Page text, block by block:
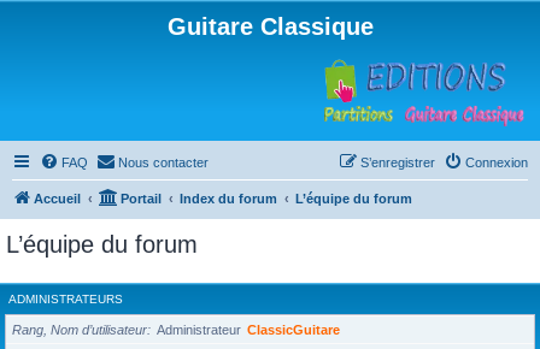
Guitare Classique
FAQ Nous contacter Connexion
S’enregistrer
Accueil Portail Index du forum L’équipe du forum
L’équipe du forum
ADMINISTRATEURS
Rang, Nom d’utilisateur Administrateur ClassicGuitare